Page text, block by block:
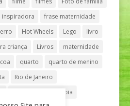
inspiradora
frase maternidade
Hot Wheels Lego
livro
criança Livros
maternidade
quarto
quarto de menino
Rio de Janeiro
Shopping Vila Olímpia